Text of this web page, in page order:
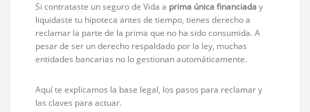
Si contrataste un seguro de Vida a prima única financiaday
liquidaste tu hipoteca antes de tiempo, tienes derecho a
reclamar la parte de la prima que no ha sido consumida. A
pesar de ser un derecho respaldado por la ley, muchas
entidades bancarias no lo gestionan automáticamente.
Aquí te explicamos la base legal, los pasos para reclamar y
las claves para actuar.